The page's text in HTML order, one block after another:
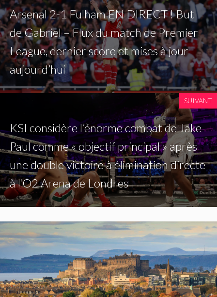
Arsenal 2-1 Fulham EN DIRECT ! But
de Gabriel – Flux du match de Premier
League, dernier score et mises à jour
aujourd’hui
SUIVANT
KSI considère l’énorme combat de Jake
Paul comme « objectif principal » après
une double victoire à élimination directe
à l’O2 Arena de Londres